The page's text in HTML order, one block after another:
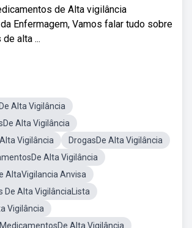
de Alta vigilância
Enfermagem, Vamos falar tudo sobre
alta ...
Alta Vigilância
Alta Vigilância
Vigilância
DrogasDe Alta Vigilância
Alta Vigilância
AltaVigilancia Anvisa
De Alta VigilânciaLista
Vigilância
Alta Vigilância